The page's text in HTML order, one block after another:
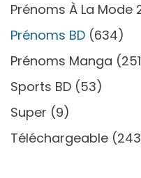
Prénoms À La Mode
Prénoms BD (634)
Prénoms Manga
Sports BD (53)
Super (9)
Téléchargeable